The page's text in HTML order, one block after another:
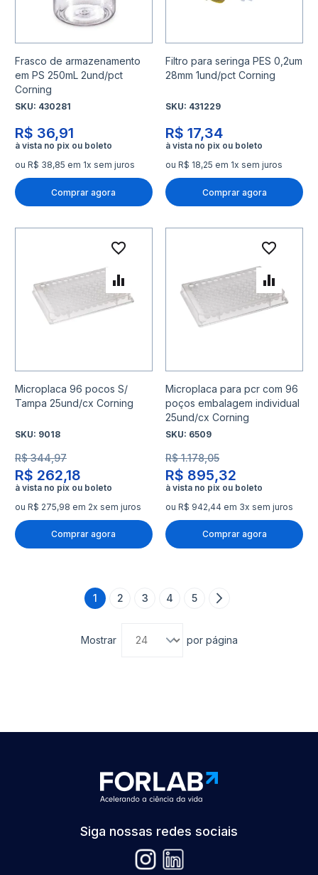
Frasco de armazenamento
em PS 250mL 2und/pct
Corning
SKU: 430281
R$ 36,91
ou R$ 38,85 em 1x sem juros
Comprar agora
Filtro para seringa PES 0,2um
28mm 1und/pct Corning
SKU: 431229
R$ 17,34
ou R$ 18,25 em 1x sem juros
Comprar agora
Microplaca 96 pocos S/
Tampa 25und/cx Corning
SKU: 9018
R$ 262,18
R$ 344,97
ou R$ 275,98 em 2x sem juros
Comprar agora
Adicionar à lista de
Adicionar para Comparar
Microplaca para pcr com 96
poços embalagem individual
25und/cx Corning
SKU: 6509
R$ 895,32
R$ 1.178,05
ou R$ 942,44 em 3x sem juros
Comprar agora
Página
1 Página
2 Página
3 Página
4 Página
5 Página
Próximo
Mostrar por página
Siga nossas redes sociais